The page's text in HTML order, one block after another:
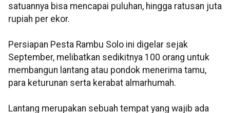
satuannya bisa mencapai puluhan, hingga ratusan juta
rupiah per ekor.
Persiapan Pesta Rambu Solo ini digelar sejak
September, melibatkan sedikitnya 100 orang untuk
membangun lantang atau pondok menerima tamu,
para keturunan serta kerabat almarhumah.
Lantang merupakan sebuah tempat yang wajib ada